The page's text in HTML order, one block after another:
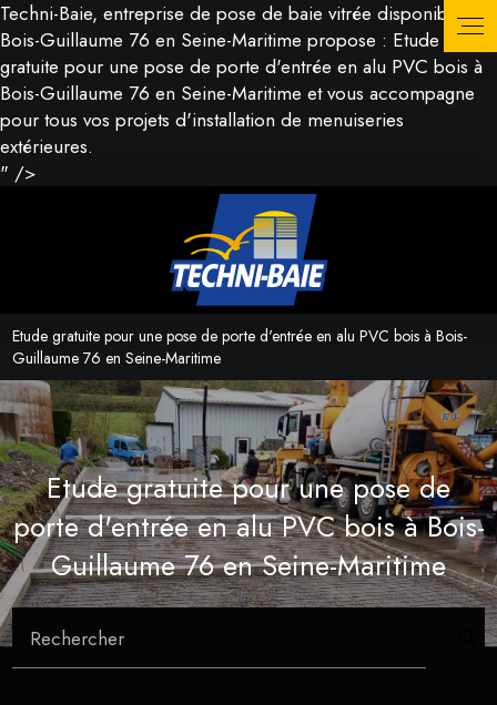
Techni-Baie, entreprise de pose de baie vitrée disponible à
Bois-Guillaume 76 en Seine-Maritime propose : Etude
gratuite pour une pose de porte d'entrée en alu PVC bois à
Bois-Guillaume 76 en Seine-Maritime et vous accompagne
pour tous vos projets d'installation de menuiseries
extérieures.
" />
Etude gratuite pour une pose de porte d'entrée en alu PVC bois à Bois-
Guillaume 76 en Seine-Maritime
Etude gratuite pour une pose de
porte d'entrée en alu PVC bois à Bois-
Guillaume 76 en Seine-Maritime
Rechercher